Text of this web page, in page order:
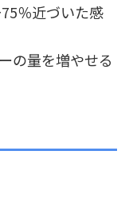
％近づいた感
の量を増やせる